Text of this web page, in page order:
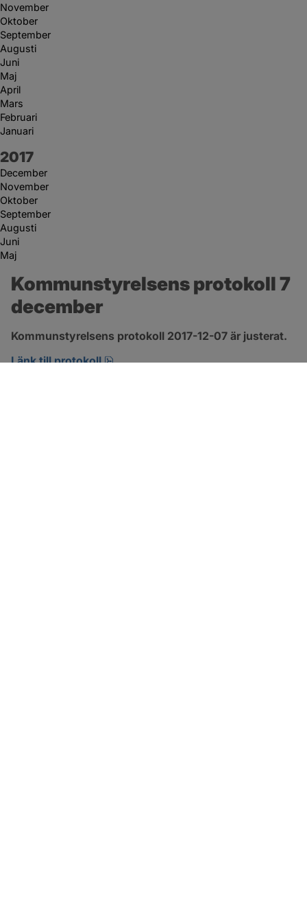
November
Oktober
September
Augusti
Juni
Maj
April
Mars
Februari
Januari
År:
2017
December
November
Oktober
September
Augusti
Juni
Maj
Kommunstyrelsens protokoll 7
december
Kommunstyrelsens protokoll 2017-12-07 är justerat.
Länk till protokoll
pdf, 123.1 kB, öppnas i nytt fönster.